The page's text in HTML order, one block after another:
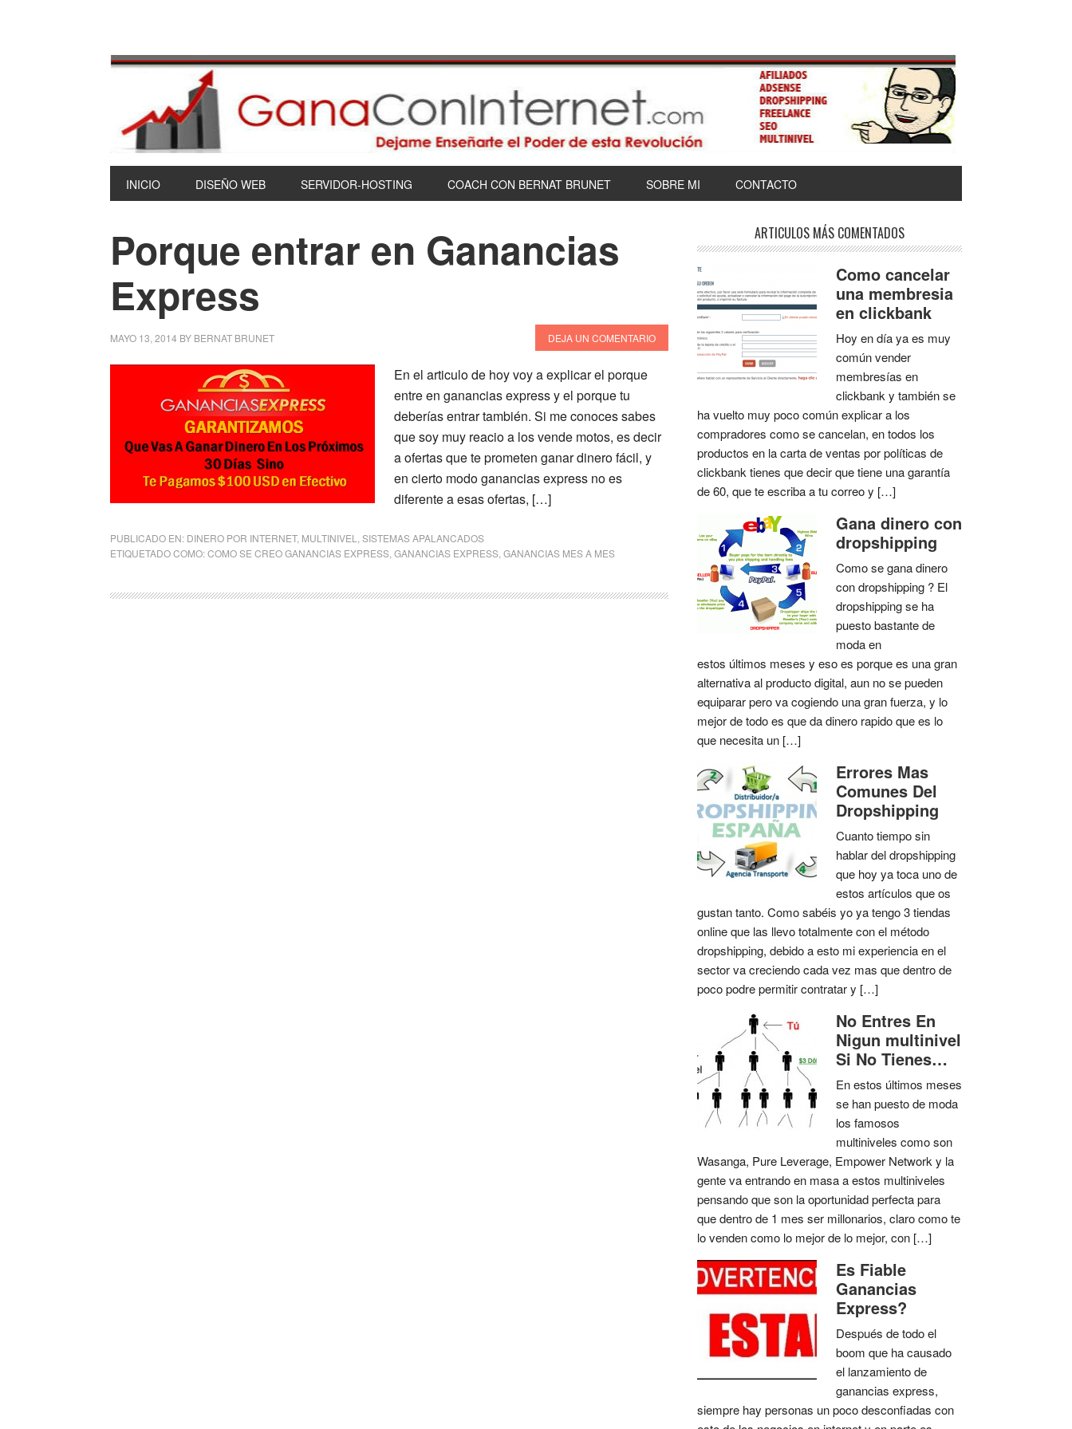
INICIO DISEÑO WEB SERVIDOR-HOSTING COACH CON BERNAT BRUNET SOBRE MI CONTACTO
Porque entrar en Ganancias
Express
MAYO 13, 2014 BY BERNAT BRUNET DEJA UN COMENTARIO
En el articulo de hoy voy a explicar el porque
entre en ganancias express y el porque tu
deberías entrar también. Si me conoces sabes
que soy muy reacio a los vende motos, es decir
a ofertas que te prometen ganar dinero fácil, y
en cierto modo ganancias express no es
diferente a esas ofertas, […]
PUBLICADO EN: DINERO POR INTERNET, MULTINIVEL
SISTEMAS APALANCADOS
ETIQUETADO COMO:COMO SE CREO GANANCIAS EXPRESS GANANCIAS EXPRESS GANANCIAS MES A MES
ARTICULOS MÁS COMENTADOS
Como cancelar
una membresia
en clickbank
Hoy en día ya es muy
común vender
membresías en
clickbank y también se
ha vuelto muy poco común explicar a los
compradores como se cancelan, en todos los
productos en la carta de ventas por políticas de
clickbank tienes que decir que tiene una garantía
de 60, que te escriba a tu correo y […]
Gana dinero con
dropshipping
Como se gana dinero
con dropshipping ? El
dropshipping se ha
puesto bastante de
moda en
estos últimos meses y eso es porque es una gran
alternativa al producto digital, aun no se pueden
equiparar pero va cogiendo una gran fuerza, y lo
mejor de todo es que da dinero rapido que es lo
que necesita un […]
Errores Mas
Comunes Del
Dropshipping
Cuanto tiempo sin
hablar del dropshipping
que hoy ya toca uno de
estos artículos que os
gustan tanto. Como sabéis yo ya tengo 3 tiendas
online que las llevo totalmente con el método
dropshipping, debido a esto mi experiencia en el
sector va creciendo cada vez mas que dentro de
poco podre permitir contratar y […]
No Entres En
Nigun multinivel
Si No Tienes…
En estos últimos meses
se han puesto de moda
los famosos
multiniveles como son
Wasanga, Pure Leverage, Empower Network y la
gente va entrando en masa a estos multiniveles
pensando que son la oportunidad perfecta para
que dentro de 1 mes ser millonarios, claro como te
lo venden como lo mejor de lo mejor, con […]
Es Fiable
Ganancias
Express?
Después de todo el
boom que ha causado
el lanzamiento de
ganancias express,
siempre hay personas un poco desconfiadas con